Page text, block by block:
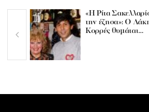
«Η Ρίτα
την έζησα»: Ο
Κορρές θυμάται…